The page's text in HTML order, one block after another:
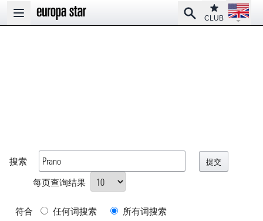
Open main menu
SearchClub
CLUB
Open
搜索
每页查询结果
符合 任何词搜索 所有词搜索